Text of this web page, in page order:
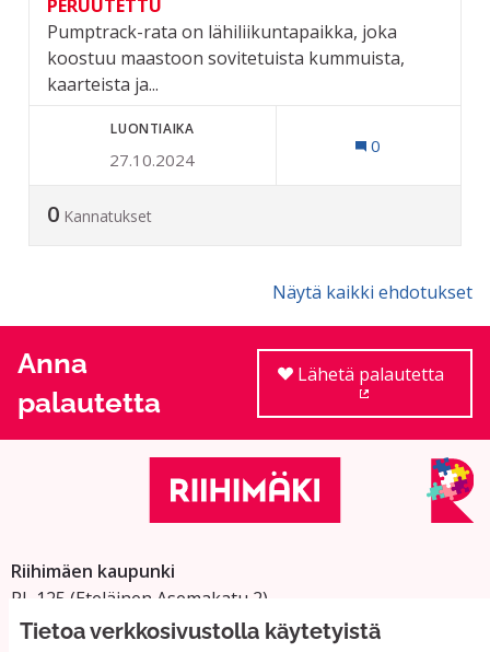
Tietoa verkkosivustolla käytetyistä
PERUUTETTU
Pumptrack-rata on lähiliikuntapaikka, joka
koostuu maastoon sovitetuista kummuista,
kaarteista ja...
LUONTIAIKA
27.10.2024
0
0 Kannatukset
Näytä kaikki ehdotukset
Anna
palautetta
Lähetä palautetta
Riihimäen kaupunki
PL 125 (Eteläinen Asemakatu 2)
11101 Riihimäki